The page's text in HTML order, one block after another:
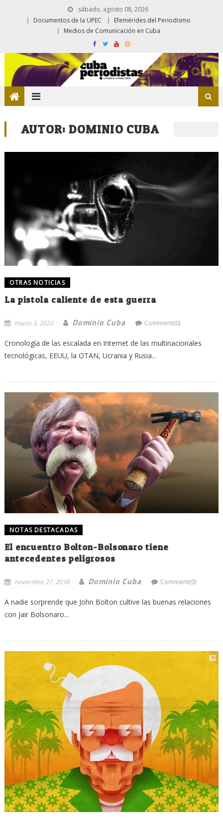
sábado, agosto 08, 2026
Documentos de la UPEC
Efemérides del Periodismo
Medios de Comunicación en Cuba
AUTOR:DOMINIO CUBA
OTRAS NOTICIAS
La pistola caliente de esta guerra
marzo 3, 2022 Dominio Cuba Comment(0)
Cronología de las escalada en Internet de las multinacionales
tecnológicas, EEUU, la OTAN, Ucrania y Rusia...
NOTAS DESTACADAS
El encuentro Bolton-Bolsonaro tiene
antecedentes peligrosos
noviembre 27, 2018 Dominio Cuba Comment(0)
A nadie sorprende que John Bolton cultive las buenas relaciones
con Jair Bolsonaro...